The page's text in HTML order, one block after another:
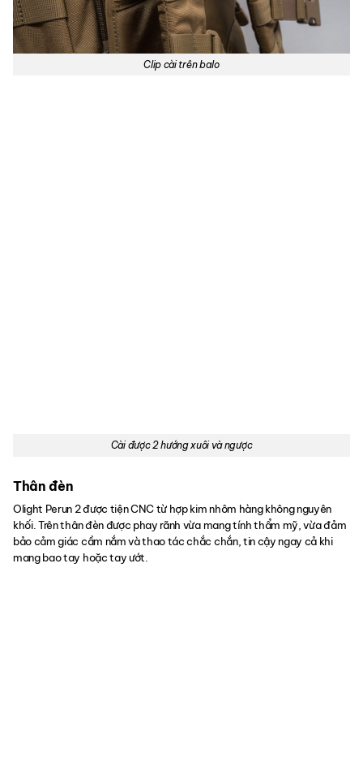
Clip cài trên balo
Cài được 2 hướng xuôi và ngược
Thân đèn
Olight Perun 2 được tiện CNC từ hợp kim nhôm hàng không nguyên
khối. Trên thân đèn được phay rãnh vừa mang tính thẩm mỹ, vừa đảm
bảo cảm giác cầm nắm và thao tác chắc chắn, tin cậy ngay cả khi
mang bao tay hoặc tay ướt.